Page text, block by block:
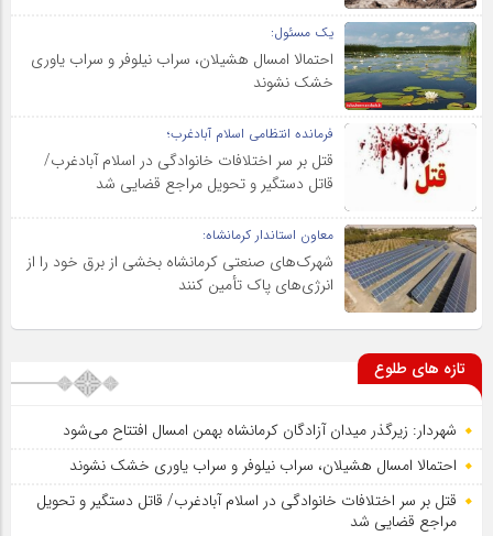
یک مسئول:
احتمالا امسال هشیلان، سراب نیلوفر و سراب یاوری
خشک نشوند
فرمانده انتظامی اسلام آبادغرب؛
قتل بر سر اختلافات خانوادگی در اسلام آبادغرب/
قاتل دستگیر و تحویل مراجع قضایی شد
معاون استاندار کرمانشاه:
شهرک‌های صنعتی کرمانشاه بخشی از برق خود را از
انرژی‌های پاک تأمین کنند
تازه های طلوع
شهردار: زیرگذر میدان آزادگان کرمانشاه بهمن امسال افتتاح می‌شود
احتمالا امسال هشیلان، سراب نیلوفر و سراب یاوری خشک نشوند
قتل بر سر اختلافات خانوادگی در اسلام آبادغرب/ قاتل دستگیر و تحویل
مراجع قضایی شد